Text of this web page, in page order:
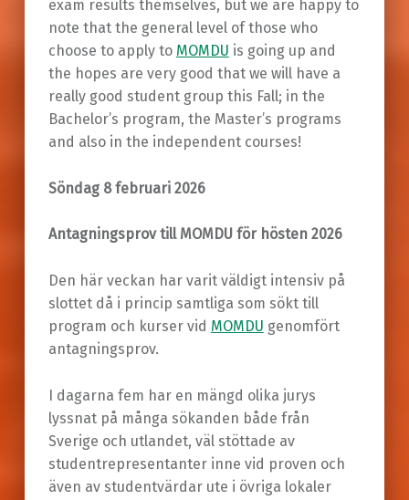
exam results themselves, but we are happy to
note that the general level of those who
choose to apply to MOMDU is going up and
the hopes are very good that we will have a
really good student group this Fall; in the
Bachelor’s program, the Master’s programs
and also in the independent courses!
Söndag 8 februari 2026
Antagningsprov till MOMDU för hösten 2026
Den här veckan har varit väldigt intensiv på
slottet då i princip samtliga som sökt till
program och kurser vid MOMDU genomfört
antagningsprov.
I dagarna fem har en mängd olika jurys
lyssnat på många sökanden både från
Sverige och utlandet, väl stöttade av
studentrepresentanter inne vid proven och
även av studentvärdar ute i övriga lokaler